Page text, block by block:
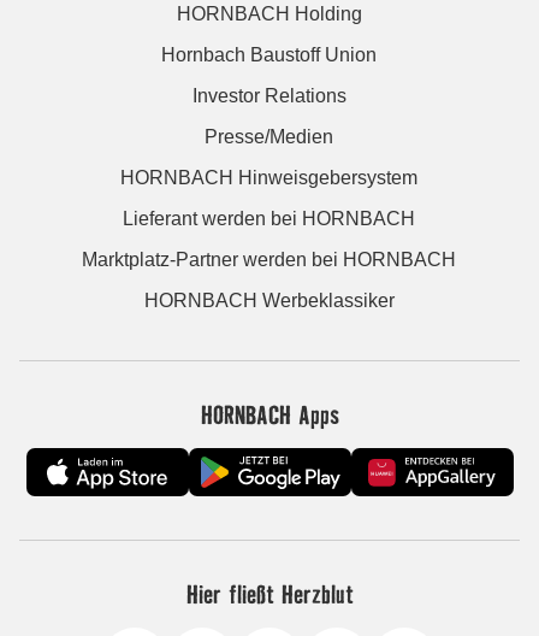
HORNBACH Holding
Hornbach Baustoff Union
Investor Relations
Presse/Medien
HORNBACH Hinweisgebersystem
Lieferant werden bei HORNBACH
Marktplatz-Partner werden bei HORNBACH
HORNBACH Werbeklassiker
HORNBACH Apps
Hier fließt Herzblut